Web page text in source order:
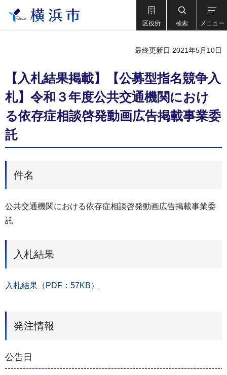
区役所 検索 メニュー
最終更新日 2021年5月10日
【入札結果掲載】【公募型指名競争入
札】令和３年度公共交通機関におけ
る依存症相談啓発動画広告掲載事業委
託
件名
公共交通機関における依存症相談啓発動画広告掲載事業委
託
入札結果
入札結果（PDF：57KB）
発注情報
公告日